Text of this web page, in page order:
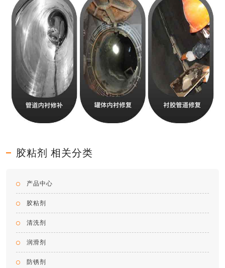
胶粘剂 相关分类
产品中心
胶粘剂
清洗剂
润滑剂
防锈剂